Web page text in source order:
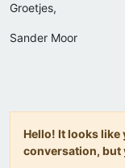
Groetjes,
Sander Moor
Hello! It looks
conversation, but